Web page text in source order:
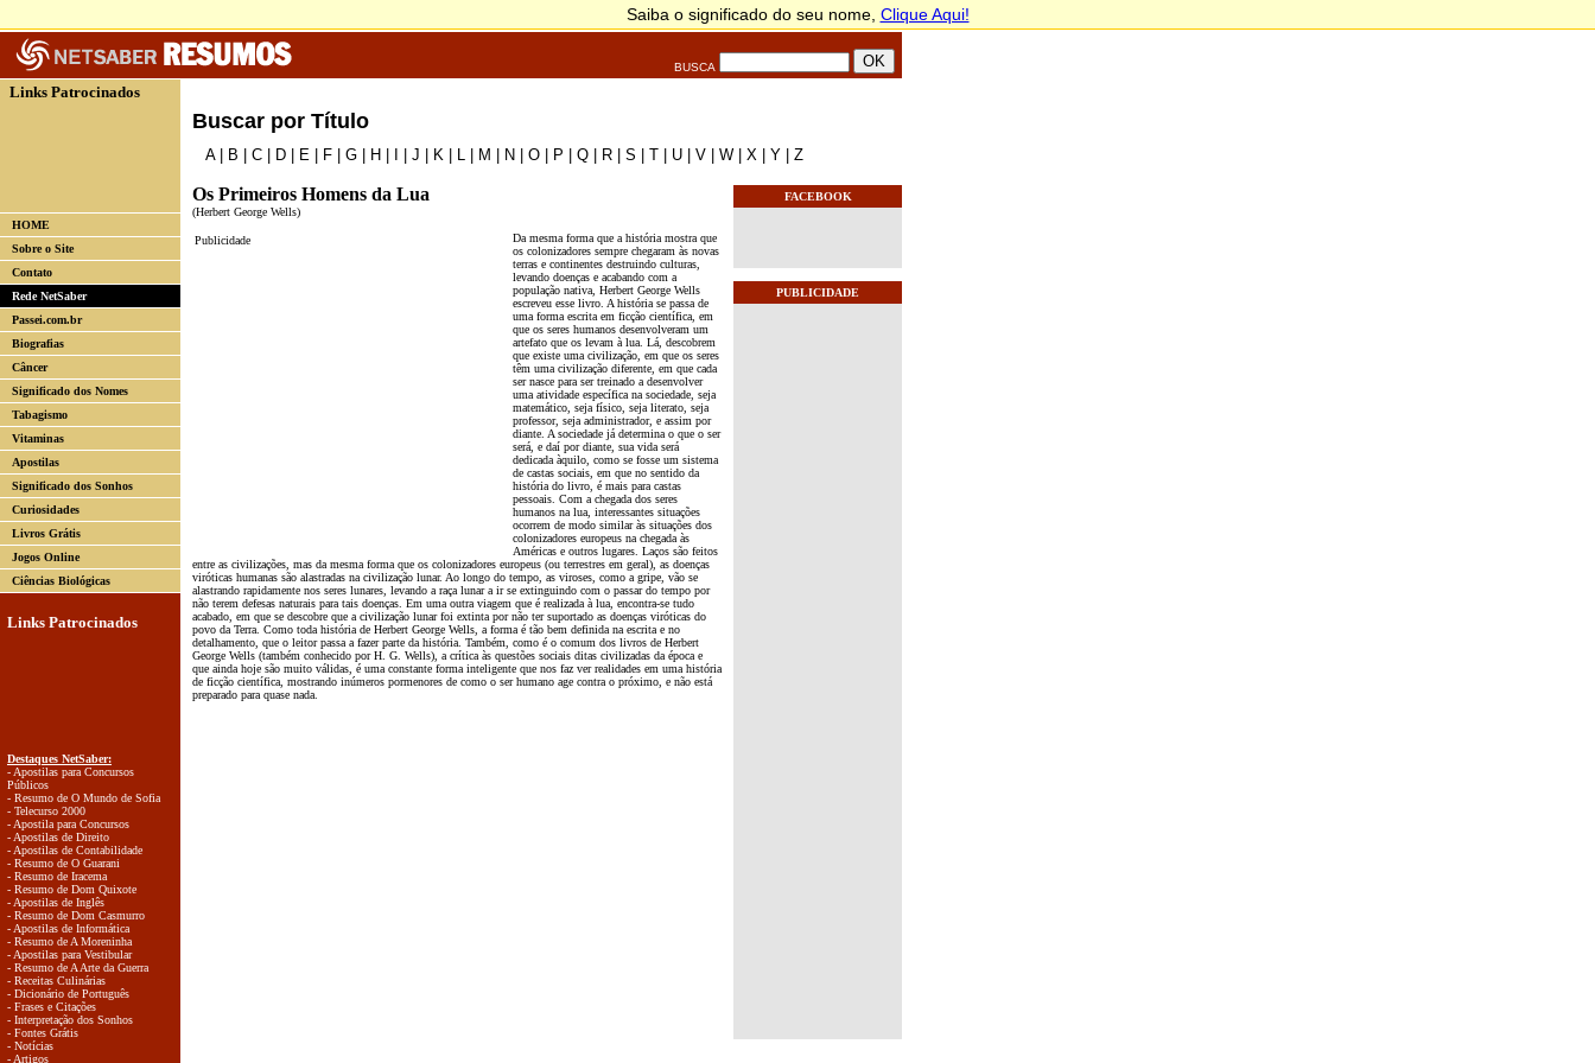
BUSCA
Links Patrocinados
HOME
Sobre o Site
Contato
Rede NetSaber
Passei.com.br
Biografias
Câncer
Significado dos Nomes
Tabagismo
Vitaminas
Apostilas
Significado dos Sonhos
Curiosidades
Livros Grátis
Jogos Online
Ciências Biológicas
Links Patrocinados
Destaques NetSaber:
- Apostilas para Concursos
Públicos
- Resumo de O Mundo de Sofia
- Telecurso 2000
- Apostila para Concursos
- Apostilas de Direito
- Apostilas de Contabilidade
- Resumo de O Guarani
- Resumo de Iracema
- Resumo de Dom Quixote
- Apostilas de Inglês
- Resumo de Dom Casmurro
- Apostilas de Informática
- Resumo de A Moreninha
- Apostilas para Vestibular
- Resumo de A Arte da Guerra
- Receitas Culinárias
- Dicionário de Português
- Frases e Citações
- Interpretação dos Sonhos
- Fontes Grátis
- Notícias
- Artigos
Buscar por Título
A| B C D E F G H J K L M N O P Q R S T U V W X Y Z
Os Primeiros Homens da Lua
(Herbert George Wells)
Publicidade
Da mesma forma que a história mostra que
os colonizadores sempre chegaram às novas
terras e continentes destruindo culturas,
levando doenças e acabando com a
população nativa, Herbert George Wells
escreveu esse livro. A história se passa de
uma forma escrita em ficção científica, em
que os seres humanos desenvolveram um
artefato que os levam à lua. Lá, descobrem
que existe uma civilização, em que os seres
têm uma civilização diferente, em que cada
ser nasce para ser treinado a desenvolver
uma atividade específica na sociedade, seja
matemático, seja físico, seja literato, seja
professor, seja administrador, e assim por
diante. A sociedade já determina o que o ser
será, e daí por diante, sua vida será
dedicada àquilo, como se fosse um sistema
de castas sociais, em que no sentido da
história do livro, é mais para castas
pessoais. Com a chegada dos seres
humanos na lua, interessantes situações
ocorrem de modo similar às situações dos
colonizadores europeus na chegada às
Américas e outros lugares. Laços são feitos
entre as civilizações, mas da mesma forma que os colonizadores europeus (ou terrestres em geral), as doenças
viróticas humanas são alastradas na civilização lunar. Ao longo do tempo, as viroses, como a gripe, vão se
alastrando rapidamente nos seres lunares, levando a raça lunar a ir se extinguindo com o passar do tempo por
não terem defesas naturais para tais doenças. Em uma outra viagem que é realizada à lua, encontra-se tudo
acabado, em que se descobre que a civilização lunar foi extinta por não ter suportado as doenças viróticas do
povo da Terra. Como toda história de Herbert George Wells, a forma é tão bem definida na escrita e no
detalhamento, que o leitor passa a fazer parte da história. Também, como é o comum dos livros de Herbert
George Wells (também conhecido por H. G. Wells), a crítica às questões sociais ditas civilizadas da época e
que ainda hoje são muito válidas, é uma constante forma inteligente que nos faz ver realidades em uma história
de ficção científica, mostrando inúmeros pormenores de como o ser humano age contra o próximo, e não está
preparado para quase nada.
FACEBOOK
PUBLICIDADE